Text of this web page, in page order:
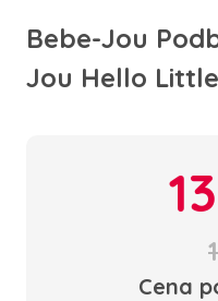
Bebe-Jou
Jou Hello
Cena